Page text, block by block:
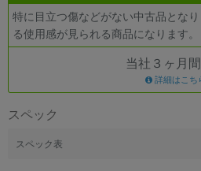
特に目立つ傷などがない中古品とな
る使用感が見られる商品になります。
当社３ヶ月
詳細はこち
スペック
スペック表